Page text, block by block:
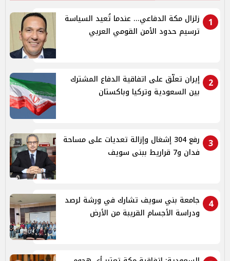
1
زلزال مكة الدفاعي... عندما تُعيد السياسة
ترسيم حدود الأمن القومي العربي
2
إيران تعلّق على اتفاقية الدفاع المشترك
بين السعودية وتركيا وباكستان
3
رفع 304 إشغال وإزالة تعديات على مساحة
فدان و7 قراريط ببنى سويف
4
جامعة بني سويف تشارك في ورشة لرصد
ودراسة الأجسام القريبة من الأرض